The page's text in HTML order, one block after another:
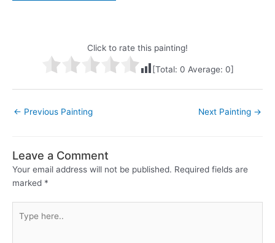
Click to rate this painting!
[Total: 0 Average: 0]
Post
← Previous Painting Next Painting →
Leave a Comment
Your email address will not be published. Required fields are
marked *
here..